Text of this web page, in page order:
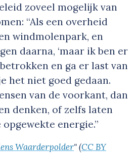
zoveel mogelijk van
“Als een overheid
windmolenpark, en
daarna, ‘maar ik ben er
en ga er last van
het niet goed gedaan.
van de voorkant, dan
denken, of zelfs laten
energie.”
Waarderpolder" (CC BY